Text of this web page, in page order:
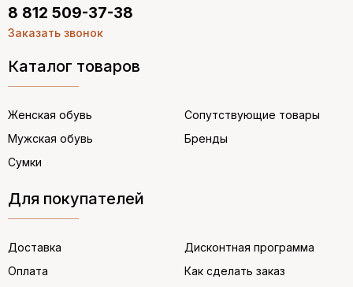
Каталог товаров
Женская обувь
Мужская обувь
Сумки
Сопутствующие товары
Бренды
Для покупателей
Доставка
Оплата
Дисконтная программа
Как сделать заказ
8 812 509-37-38
Заказать звонок